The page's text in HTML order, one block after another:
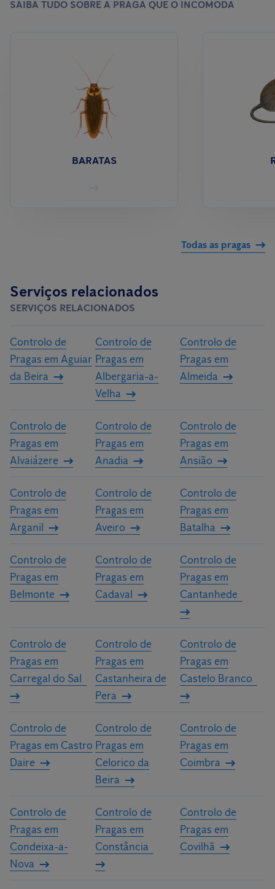
SAIBA TUDO SOBRE A PRAGA QUE O INCOMODA
BARATAS
Todas as pragas
Serviços relacionados
SERVIÇOS RELACIONADOS
Controlo de
Pragas em Aguiar
da Beira
Controlo de
Pragas em
Albergaria-a-
Velha
Controlo de
Pragas em
Almeida
Controlo de
Pragas em
Alvaiázere
Controlo de
Pragas em
Anadia
Controlo de
Pragas em
Ansião
Controlo de
Pragas em
Arganil
Controlo de
Pragas em
Aveiro
Controlo de
Pragas em
Batalha
Controlo de
Pragas em
Belmonte
Controlo de
Pragas em
Cadaval
Controlo de
Pragas em
Cantanhede
Controlo de
Pragas em
Carregal do Sal
Controlo de
Pragas em
Castanheira de
Pera
Controlo de
Pragas em
Castelo Branco
Controlo de
Pragas em Castro
Daire
Controlo de
Pragas em
Celorico da
Beira
Controlo de
Pragas em
Coimbra
Controlo de
Pragas em
Condeixa-a-
Nova
Controlo de
Pragas em
Constância
Controlo de
Pragas em
Covilhã